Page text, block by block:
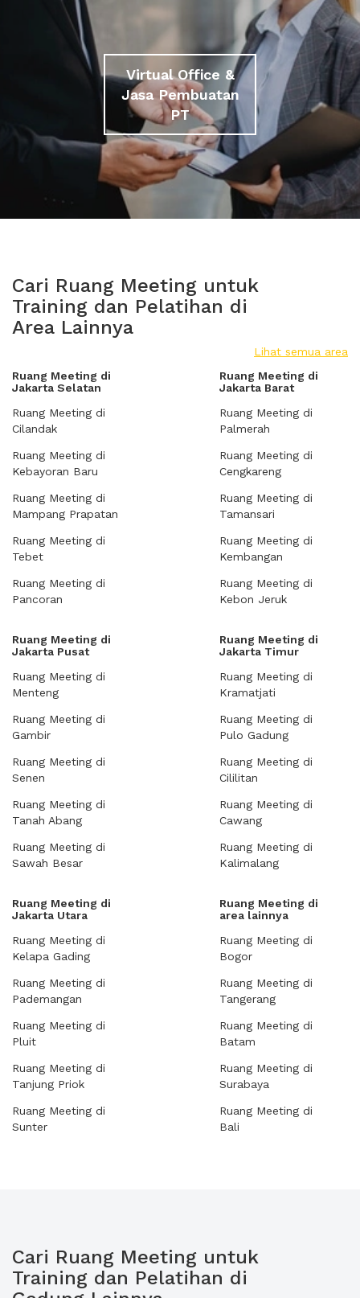
Virtual Office &
Jasa Pembuatan
PT
Cari Ruang Meeting untuk
Training dan Pelatihan di
Area Lainnya
Lihat semua area
Ruang Meeting di
Jakarta Selatan
Ruang Meeting di
Cilandak
Ruang Meeting di
Kebayoran Baru
Ruang Meeting di
Mampang Prapatan
Ruang Meeting di
Tebet
Ruang Meeting di
Pancoran
Ruang Meeting di
Jakarta Barat
Ruang Meeting di
Palmerah
Ruang Meeting di
Cengkareng
Ruang Meeting di
Tamansari
Ruang Meeting di
Kembangan
Ruang Meeting di
Kebon Jeruk
Ruang Meeting di
Jakarta Pusat
Ruang Meeting di
Menteng
Ruang Meeting di
Gambir
Ruang Meeting di
Senen
Ruang Meeting di
Tanah Abang
Ruang Meeting di
Sawah Besar
Ruang Meeting di
Jakarta Timur
Ruang Meeting di
Kramatjati
Ruang Meeting di
Pulo Gadung
Ruang Meeting di
Cililitan
Ruang Meeting di
Cawang
Ruang Meeting di
Kalimalang
Ruang Meeting di
Jakarta Utara
Ruang Meeting di
Kelapa Gading
Ruang Meeting di
Pademangan
Ruang Meeting di
Pluit
Ruang Meeting di
Tanjung Priok
Ruang Meeting di
Sunter
Ruang Meeting di
area lainnya
Ruang Meeting di
Bogor
Ruang Meeting di
Tangerang
Ruang Meeting di
Batam
Ruang Meeting di
Surabaya
Ruang Meeting di
Bali
Cari Ruang Meeting untuk
Training dan Pelatihan di